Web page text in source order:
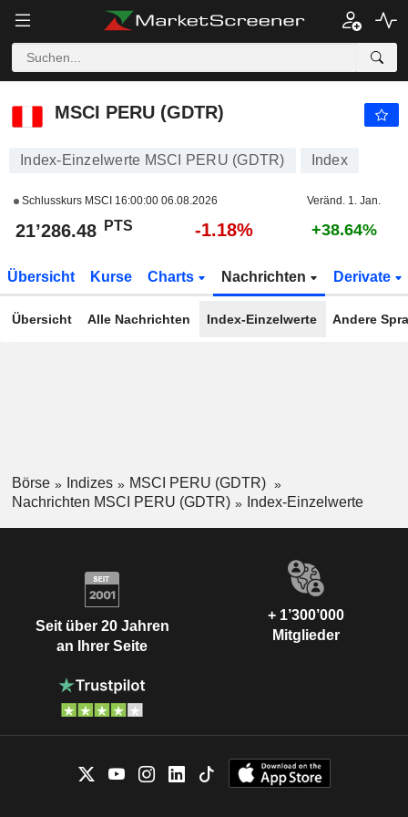
MSCI PERU (GDTR)
MSCI PERU (GDTR)
Index-Einzelwerte MSCI PERU (GDTR) Index
Schlusskurs MSCI 16:00:00 06.08.2026 Veränd. 1. Jan.
21’286.48 PTS -1.18% +38.64%
Übersicht Kurse Charts Nachrichten Derivate
Übersicht Alle Nachrichten Index-Einzelwerte Andere
Börse Indizes
MSCI PERU (GDTR)
Nachrichten MSCI PERU (GDTR)
Index-Einzelwerte
Seit über 20 Jahren
an Ihrer Seite
+ 1’300’000
Mitglieder